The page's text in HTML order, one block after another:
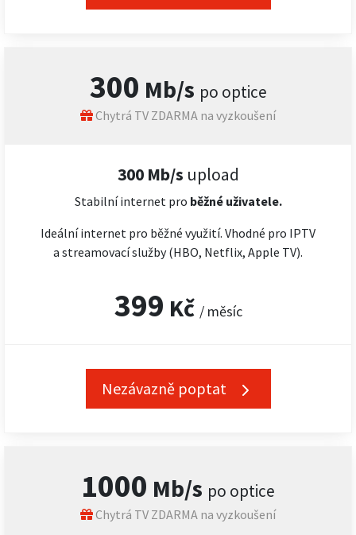
300 Mb/s po optice
Chytrá TV ZDARMA na vyzkoušení
300 Mb/s upload
Stabilní internet pro běžné uživatele.
Ideální internet pro běžné využití. Vhodné pro IPTV
a streamovací služby (HBO, Netflix, Apple TV).
399 Kč / měsíc
Nezávazně poptat
1000 Mb/s po optice
Chytrá TV ZDARMA na vyzkoušení